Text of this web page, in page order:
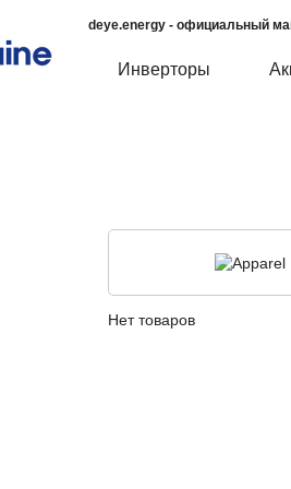
deye.energy - официальный
Инверторы
Нет товаров